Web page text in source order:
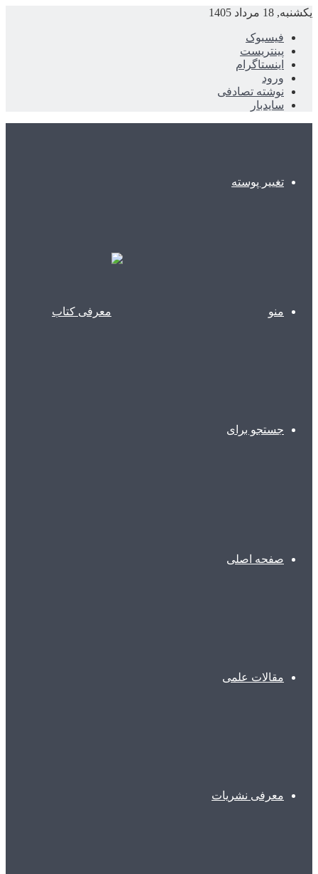
یکشنبه, 18 مرداد 1405
فیسبوک
پینتریست
اینستاگرام
ورود
نوشته تصادفی
سایدبار
تغییر پوسته
منو
جستجو برای
صفحه اصلی
مقالات علمی
معرفی نشریات